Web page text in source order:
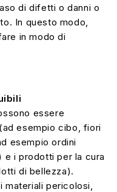
di difetti o danni o
In questo modo,
in modo di
essere
esempio cibo, fiori
esempio ordini
e i prodotti per la cura
di bellezza).
materiali pericolosi,